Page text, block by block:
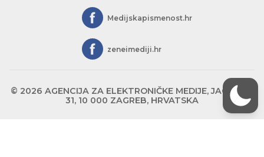
Medijskapismenost.hr
zeneimediji.hr
© 2026 AGENCIJA ZA ELEKTRONIČKE MEDIJE, JAGIĆEVA
31, 10 000 ZAGREB, HRVATSKA